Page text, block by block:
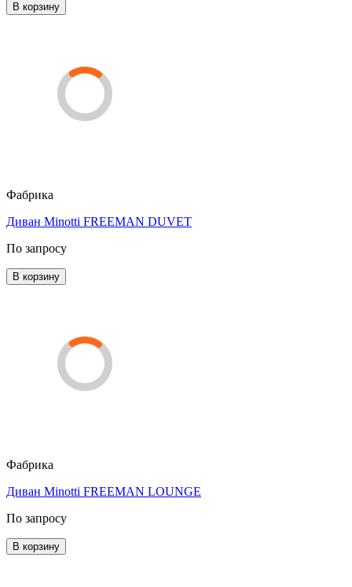
В корзину
Фабрика
Диван Minotti FREEMAN DUVET
По запросу
В корзину
Фабрика
Диван Minotti FREEMAN LOUNGE
По запросу
В корзину